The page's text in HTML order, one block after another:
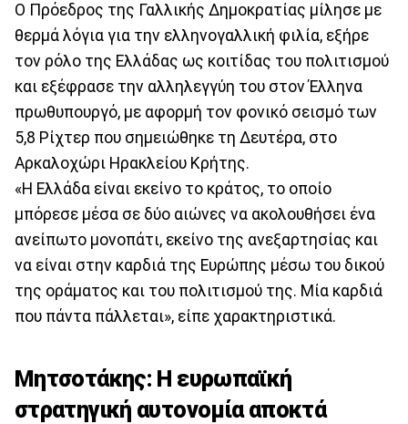
Ο Πρόεδρος της Γαλλικής Δημοκρατίας μίλησε με
θερμά λόγια για την ελληνογαλλική φιλία, εξήρε
τον ρόλο της Ελλάδας ως κοιτίδας του πολιτισμού
και εξέφρασε την αλληλεγγύη του στον Έλληνα
πρωθυπουργό, με αφορμή τον φονικό σεισμό των
5,8 Ρίχτερ που σημειώθηκε τη Δευτέρα, στο
Αρκαλοχώρι Ηρακλείου Κρήτης.
«Η Ελλάδα είναι εκείνο το κράτος, το οποίο
μπόρεσε μέσα σε δύο αιώνες να ακολουθήσει ένα
ανείπωτο μονοπάτι, εκείνο της ανεξαρτησίας και
να είναι στην καρδιά της Ευρώπης μέσω του δικού
της οράματος και του πολιτισμού της. Μία καρδιά
που πάντα πάλλεται», είπε χαρακτηριστικά.
Μητσοτάκης: Η ευρωπαϊκή
στρατηγική αυτονομία αποκτά